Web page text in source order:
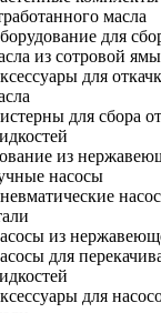
масла
для
из сотровой ямы
для
для сбора
из
насосы
из
для
для